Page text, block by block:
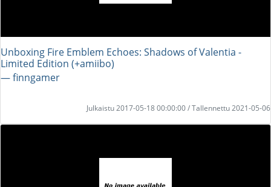
Unboxing Fire Emblem Echoes: Shadows of Valentia -
Limited Edition (+amiibo)
― finngamer
Julkaistu 2017-05-18 00:00:00 / Tallennettu 2021-05-06